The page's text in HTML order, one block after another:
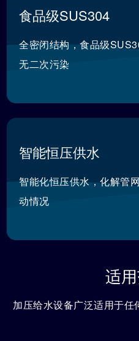
食品级SUS304
全密闭结构，食品级
无二次污染
智能恒压供水
智能化恒压供水，化解管
动情况
适
加压给水设备广泛适用于任